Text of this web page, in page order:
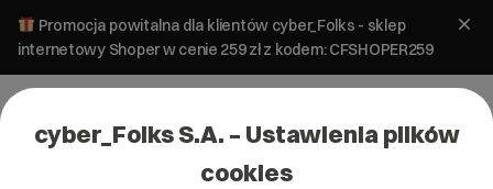
Promocja powitalna dla klientów cyber_Folks - sklep
internetowy Shoper w cenie 259 zł z kodem: CFSHOPER259
cyber_Folks S.A. – Ustawienia plików
cookies